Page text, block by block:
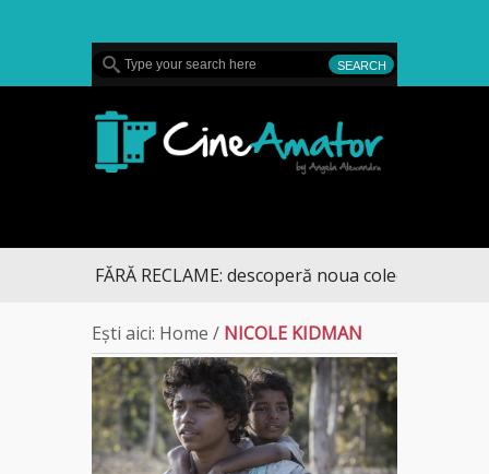
FĂRĂ RECLAME: descoperă noua colecție extinsă de
Ești aici: Home / NICOLE KIDMAN